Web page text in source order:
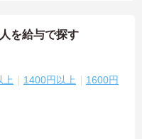
を給与で探す
上 1400円以上
1600円